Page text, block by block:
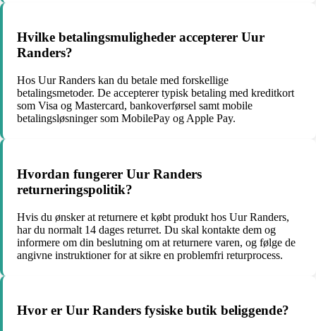
Hvilke betalingsmuligheder accepterer Uur
Randers?
Hos Uur Randers kan du betale med forskellige
betalingsmetoder. De accepterer typisk betaling med kreditkort
som Visa og Mastercard, bankoverførsel samt mobile
betalingsløsninger som MobilePay og Apple Pay.
Hvordan fungerer Uur Randers
returneringspolitik?
Hvis du ønsker at returnere et købt produkt hos Uur Randers,
har du normalt 14 dages returret. Du skal kontakte dem og
informere om din beslutning om at returnere varen, og følge de
angivne instruktioner for at sikre en problemfri returprocess.
Hvor er Uur Randers fysiske butik beliggende?